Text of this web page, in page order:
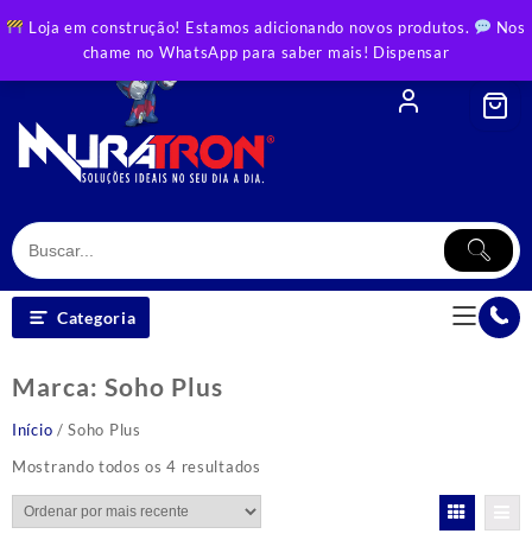
Loja em construção! Estamos adicionando novos produtos.
Nos
chame no WhatsApp para saber mais! Dispensar
to
Categoria
Marca: Soho Plus
Início / Soho Plus
Mostrando todos os 4 resultados